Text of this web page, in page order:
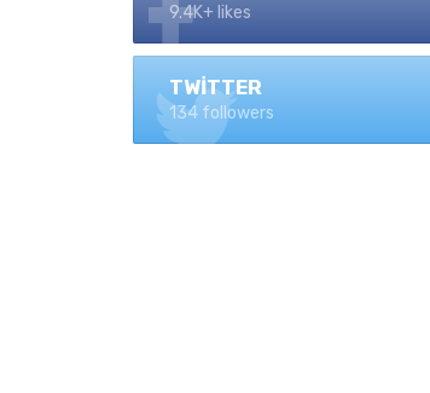
9.4K+ likes
TWITTER
134 followers